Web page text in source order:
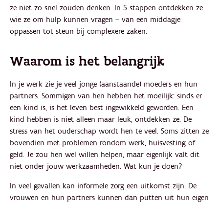
ze niet zo snel zouden denken. In 5 stappen ontdekken ze
wie ze om hulp kunnen vragen – van een middagje
oppassen tot steun bij complexere zaken.
Waarom is het belangrijk
In je werk zie je veel jonge (aanstaande) moeders en hun
partners. Sommigen van hen hebben het moeilijk: sinds er
een kind is, is het leven best ingewikkeld geworden. Een
kind hebben is niet alleen maar leuk, ontdekken ze. De
stress van het ouderschap wordt hen te veel. Soms zitten ze
bovendien met problemen rondom werk, huisvesting of
geld. Je zou hen wel willen helpen, maar eigenlijk valt dit
niet onder jouw werkzaamheden. Wat kun je doen?
In veel gevallen kan informele zorg een uitkomst zijn. De
vrouwen en hun partners kunnen dan putten uit hun eigen